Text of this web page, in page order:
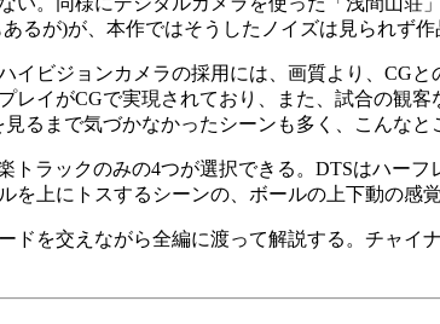
るが)が、本作ではそうしたノイズは見られず作
ビジョンカメラの採用には、画質より、CG
レイがCGで実現されており、また、試合の観
るまで気づかなかったシーンも多く、こんなと
ラックのみの4つが選択できる。DTSはハーフ
上にトスするシーンの、ボールの上下動の感
を交えながら全編に渡って解説する。チャイ